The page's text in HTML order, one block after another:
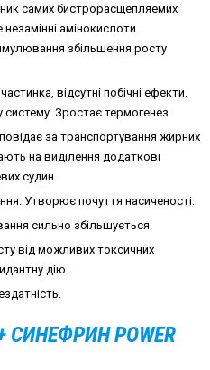
самих бистрорасщепляемих
амінокислоти.
збільшення росту
відсутні побічні ефекти.
Зростає термогенез.
за транспортування жирних
на виділення додаткові
судин.
Утворює почуття насиченості.
сильно збільшується.
від можливих токсичних
дію.
СИНЕФРИН POWER